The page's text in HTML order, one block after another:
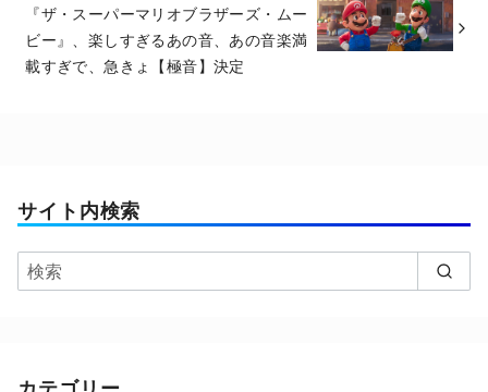
『ザ・スーパーマリオブラザーズ・ムー
ビー』、楽しすぎるあの音、あの音楽満
載すぎで、急きょ【極音】決定
サイト内検索